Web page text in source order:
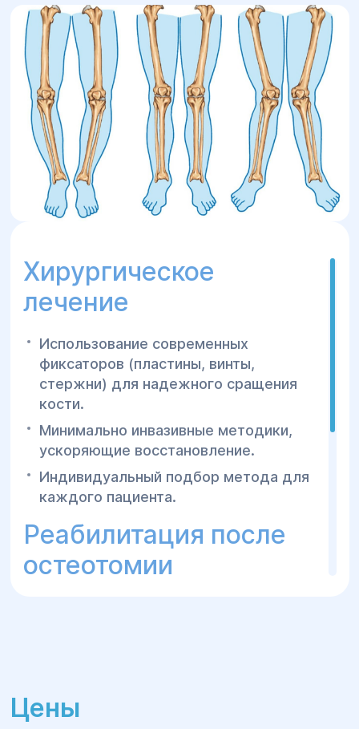
Хирургическое
лечение
Использование современных
фиксаторов (пластины, винты,
стержни) для надежного сращения
кости.
Минимально инвазивные методики,
ускоряющие восстановление.
Индивидуальный подбор метода для
каждого пациента.
Реабилитация после
остеотомии
Медикаментозная поддержка для
ускорения регенерации костной ткани.
Цены